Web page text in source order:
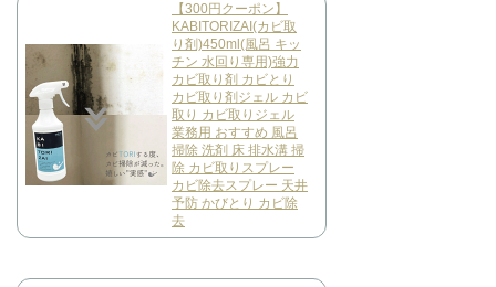
【300円クーポン】
KABITORIZAI(カビ取
り剤)450ml(風呂 キッ
チン 水回り専用)強力
カビ取り剤 カビとり
カビ取り剤ジェル カビ
取り カビ取りジェル
業務用 おすすめ 風呂
掃除 洗剤 床 排水溝 掃
除 カビ取りスプレー
カビ除去スプレー 天井
予防 かびとり カビ除
去